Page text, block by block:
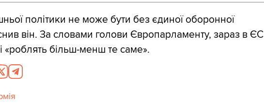
політики не може бути без єдиної оборонної
він. За словами голови Європарламенту, зараз в ЄС
«роблять більш-менш те саме».